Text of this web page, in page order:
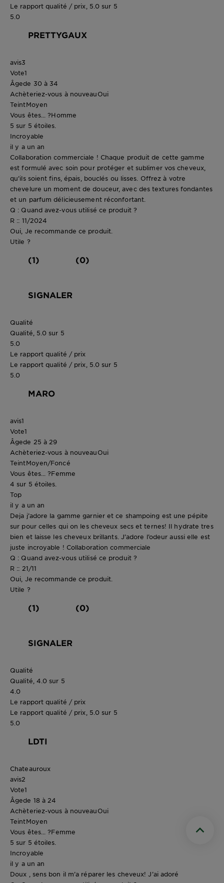
Le rapport qualité / prix, 5.0 sur 5
5.0
PRETTYGAUX
avis3
Vote1
Âgede 30 à 34
Achèteriez-vous à nouveauOui
TeintMoyen
Vous êtes... ?Homme
5 sur 5 étoiles.
Incroyable
il y a un an
Collaboration commerciale ! Chaque produit de cette gamme
est formulé avec soin pour protéger et sublimer vos cheveux,
qu’ils soient fins, épais, bouclés ou lisses. Offrez à votre
chevelure un moment de douceur, avec des textures fondantes
et un parfum délicieusement réconfortant.
Q : Quand avez-vous utilisé ce produit ?
R :: 11/2024
Oui, Je recommande ce produit.
Utile ?
(1) (0)
SIGNALER
Qualité
Qualité, 5.0 sur 5
5.0
Le rapport qualité / prix
Le rapport qualité / prix, 5.0 sur 5
5.0
MARO
avis1
Vote1
Âgede 25 à 29
Achèteriez-vous à nouveauOui
TeintMoyen/Foncé
Vous êtes... ?Femme
4 sur 5 étoiles.
Top
il y a un an
Deja j’adore la gamme garnier et ce shampoing est une pépite
sur pour celles qui on les cheveux secs et ternes! Il hydrate tres
bien et laisse les cheveux brillants. J’adore l’odeur aussi elle est
juste incroyable ! Collaboration commerciale
Q : Quand avez-vous utilisé ce produit ?
R :: 21/11
Oui, Je recommande ce produit.
Utile ?
(1) (0)
SIGNALER
Qualité
Qualité, 4.0 sur 5
4.0
Le rapport qualité / prix
Le rapport qualité / prix, 5.0 sur 5
5.0
LDTI
Chateauroux
avis2
Vote1
Âgede 18 à 24
Achèteriez-vous à nouveauOui
TeintMoyen
Vous êtes... ?Femme
5 sur 5 étoiles.
Incroyable
il y a un an
Doux , sens bon il m’a réparer les cheveux! J’ai adoré
Scroll